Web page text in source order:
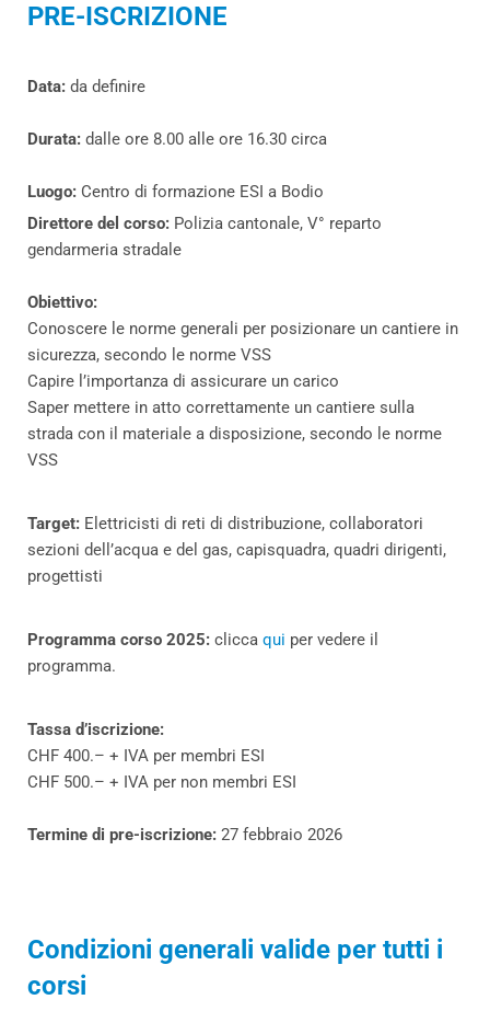
PRE-ISCRIZIONE
Data: da definire
Durata: dalle ore 8.00 alle ore 16.30 circa
Luogo: Centro di formazione ESI a Bodio
Direttore del corso: Polizia cantonale, V° reparto
gendarmeria stradale
Obiettivo:
Conoscere le norme generali per posizionare un cantiere in
sicurezza, secondo le norme VSS
Capire l’importanza di assicurare un carico
Saper mettere in atto correttamente un cantiere sulla
strada con il materiale a disposizione, secondo le norme
VSS
Target: Elettricisti di reti di distribuzione, collaboratori
sezioni dell’acqua e del gas, capisquadra, quadri dirigenti,
progettisti
Programma corso 2025: clicca qui per vedere il
programma.
Tassa d’iscrizione:
CHF 400.– + IVA per membri ESI
CHF 500.– + IVA per non membri ESI
Termine di pre-iscrizione: 27 febbraio 2026
Condizioni generali valide per tutti i
corsi